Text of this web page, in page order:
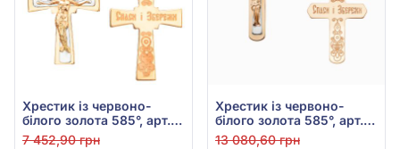
Хрестик із червоно-
білого золота 585°, арт.
527900
7 452,90 грн
Хрестик із червоно-
білого золота 585°, арт.
526700
13 080,60 грн